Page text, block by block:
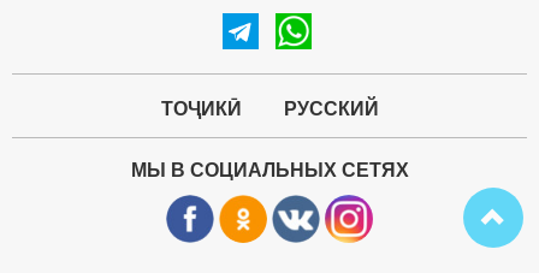
ТОҶИКӢ РУССКИЙ
МЫ В СОЦИАЛЬНЫХ СЕТЯХ